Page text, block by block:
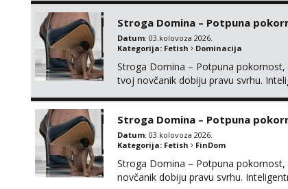
Stroga Domina – Potpuna
Datum: 03.kolovoza 2026.
Kategorija: Fetish Dominacija
Stroga Domina – Potpuna
tvoj novčanik dobiju pravu svrhu.
Stroga Domina – Potpuna
Datum: 03.kolovoza 2026.
Kategorija: Fetish FinDom
Stroga Domina – Potpuna
novčanik dobiju pravu svrhu.